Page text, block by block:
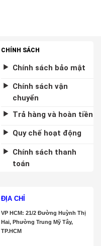
CHÍNH SÁCH
Chính sách bảo mật
Chính sách vận
chuyển
Trả hàng và hoàn tiền
Quy chế hoạt động
Chính sách thanh
toán
ĐỊA CHỈ
VP HCM: 21/2 Đường Huỳnh Thị
Hai, Phường Trung Mỹ Tây,
TP.HCM